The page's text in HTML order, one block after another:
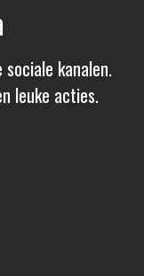
kanalen.
leuke acties.